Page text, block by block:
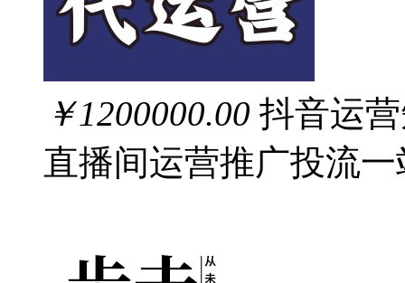
￥1200000.00 抖音运
直播间运营推广投流